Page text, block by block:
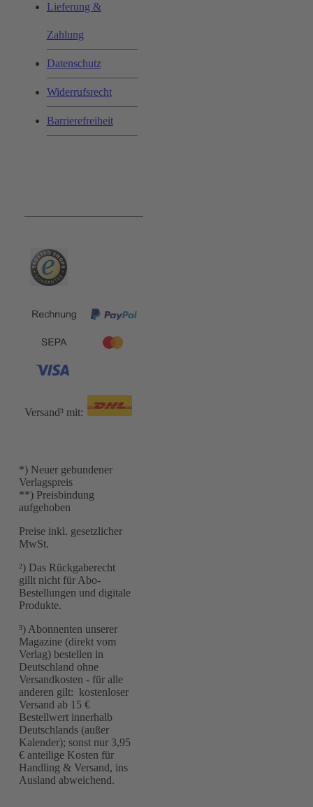
Lieferung &
Zahlung
Datenschutz
Widerrufsrecht
Barrierefreiheit
Versand³ mit:
*) Neuer gebundener
Verlagspreis
**) Preisbindung
aufgehoben
Preise inkl. gesetzlicher
MwSt.
²) Das Rückgaberecht
gillt nicht für Abo-
Bestellungen und digitale
Produkte.
³) Abonnenten unserer
Magazine (direkt vom
Verlag) bestellen in
Deutschland ohne
Versandkosten - für alle
anderen gilt: kostenloser
Versand ab 15 €
Bestellwert innerhalb
Deutschlands (außer
Kalender); sonst nur 3,95
€ anteilige Kosten für
Handling & Versand, ins
Ausland abweichend.